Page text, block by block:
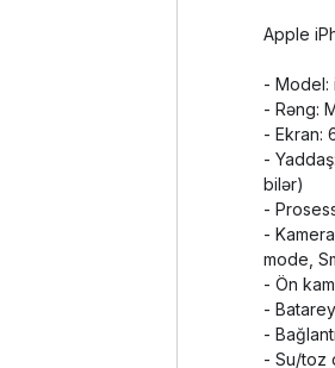
Apple
- Model:
- Rəng:
- Ekran:
-
bilər)
-
-
mode,
- Ön
-
-
- Su/toz